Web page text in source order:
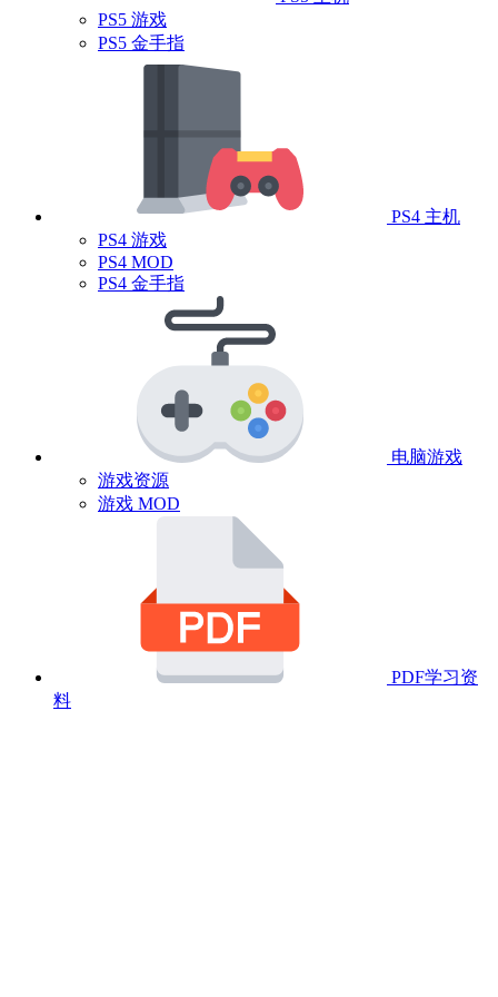
PS5 游戏
PS5 金手指
PS4 主机
PS4 游戏
PS4 MOD
PS4 金手指
电脑游戏
游戏资源
游戏 MOD
PDF学习资
料